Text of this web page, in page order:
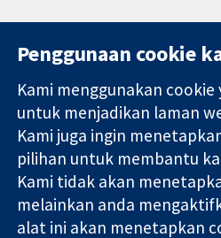
Bukti yang
dipercayai.
keputusan
termaklum
Kesihatan yang
lebih baik
11-13
Square
London
W1G 0AN
United
Penggunaan cookie
Kami menggunakan
untuk menjadikan laman
Kami juga ingin
pilihan untuk membantu
Kami tidak akan
melainkan anda
alat ini akan menetapkan